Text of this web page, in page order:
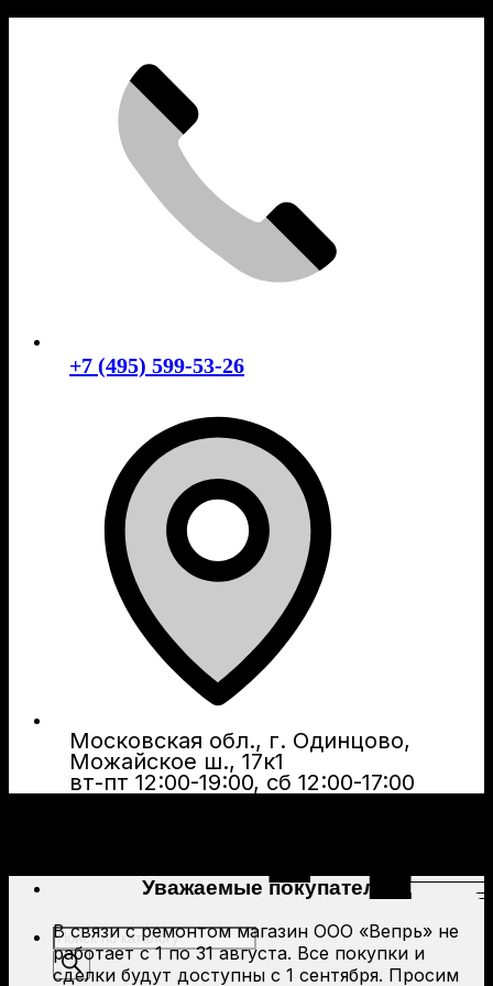
+7 (495) 599-53-26
Московская обл., г. Одинцово,
Можайское ш., 17к1
вт-пт 12:00-19:00, сб 12:00-17:00
Поиск
товаров
Уважаемые покупатели!
В связи с ремонтом магазин ООО «Вепрь» не
работает с 1 по 31 августа. Все покупки и
сделки будут доступны с 1 сентября. Просим